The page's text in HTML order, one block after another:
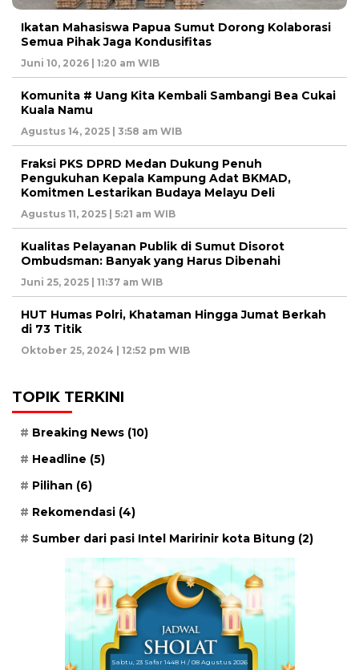
Ikatan Mahasiswa Papua Sumut Dorong Kolaborasi
Semua Pihak Jaga Kondusifitas
Juni 10, 2026 | 1:20 am WIB
Komunita # Uang Kita Kembali Sambangi Bea Cukai
Kuala Namu
Agustus 14, 2025 | 3:58 am WIB
Fraksi PKS DPRD Medan Dukung Penuh
Pengukuhan Kepala Kampung Adat BKMAD,
Komitmen Lestarikan Budaya Melayu Deli
Agustus 11, 2025 | 5:21 am WIB
Kualitas Pelayanan Publik di Sumut Disorot
Ombudsman: Banyak yang Harus Dibenahi
Juni 25, 2025 | 11:37 am WIB
HUT Humas Polri, Khataman Hingga Jumat Berkah
di 73 Titik
Oktober 25, 2024 | 12:52 pm WIB
TOPIK TERKINI
Breaking News (10)
Headline (5)
Pilihan (6)
Rekomendasi (4)
Sumber dari pasi Intel Maririnir kota Bitung (2)
Sabtu, 23 Safar 1448 H / 08 Agustus 2026